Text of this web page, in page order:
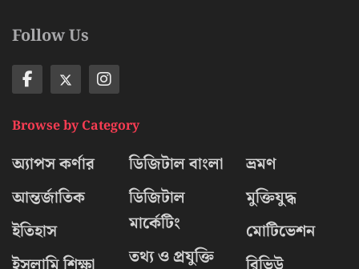
Follow Us
Browse by Category
অ্যাপস কর্ণার
আন্তর্জাতিক
ইতিহাস
ডিজিটাল বাংলা
ডিজিটাল
মার্কেটিং
তথ্য ও প্রযুক্তি
ভ্রমণ
মুক্তিযুদ্ধ
মোটিভেশন